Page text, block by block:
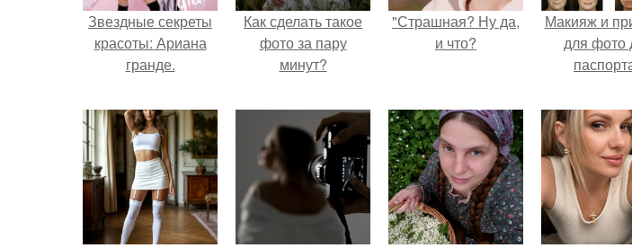
Звездные секреты
красоты: Ариана
гранде.
Как сделать такое
фото за пару
минут?
"Страшная? Ну да,
и что?
Макияж и
для фото